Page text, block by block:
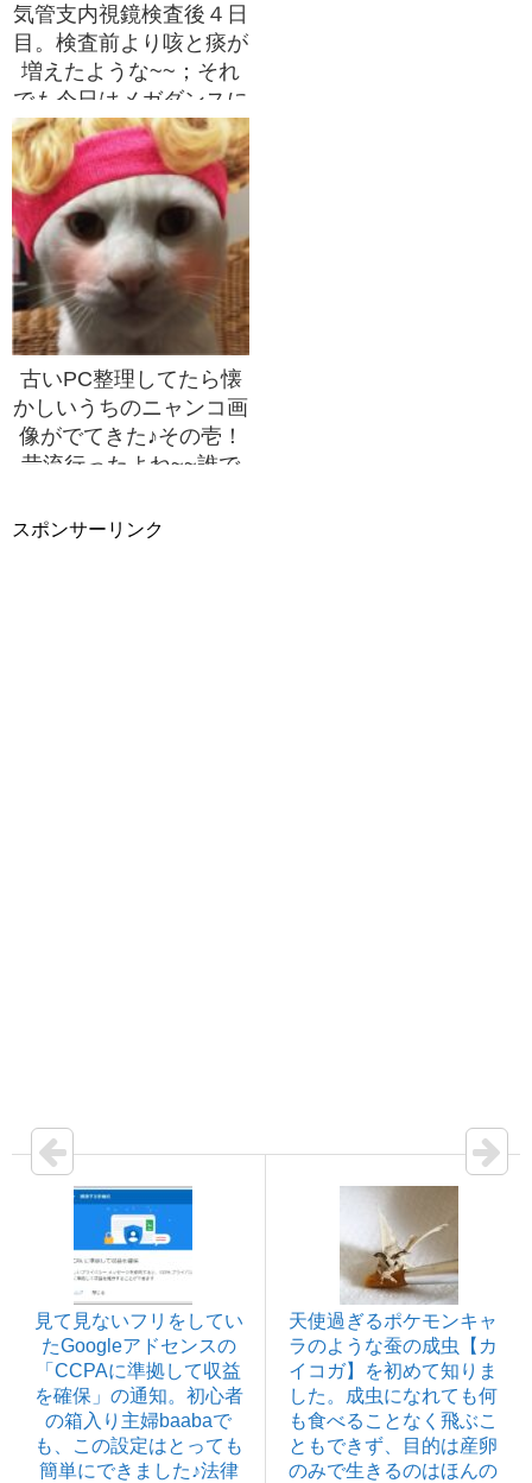
気管支内視鏡検査後４日
目。検査前より咳と痰が
増えたような~~；それ
でも今日はメガダンスに
ボディパンプにボディコ
ンバットで免疫力
UP♪「がんサバイバーだ
からこそ運動！」なの
ね。
古いPC整理してたら懐
かしいうちのニャンコ画
像がでてきた♪その壱！
昔流行ったよね~~誰で
れる写真加工アプリ
スポンサーリンク
見て見ないフリをしてい
たGoogleアドセンスの
「CCPAに準拠して収益
を確保」の通知。初心者
の箱入り主婦baabaで
も、この設定はとっても
簡単にできました♪法律
天使過ぎるポケモンキャ
ラのような蚕の成虫【カ
イコガ】を初めて知りま
した。成虫になれても何
も食べることなく飛ぶこ
ともできず、目的は産卵
のみで生きるのはほんの